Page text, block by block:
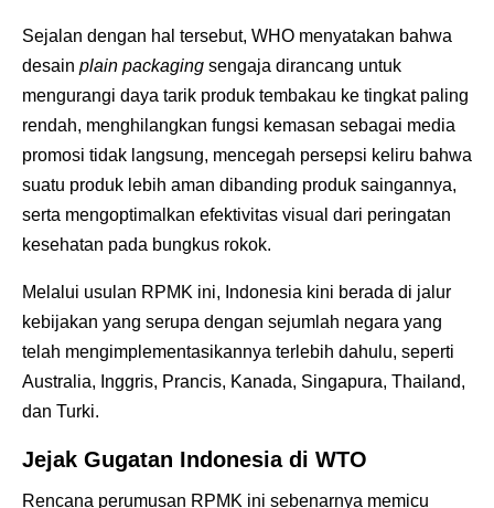
Sejalan dengan hal tersebut, WHO menyatakan bahwa
desain plain packaging sengaja dirancang untuk
mengurangi daya tarik produk tembakau ke tingkat paling
rendah, menghilangkan fungsi kemasan sebagai media
promosi tidak langsung, mencegah persepsi keliru bahwa
suatu produk lebih aman dibanding produk saingannya,
serta mengoptimalkan efektivitas visual dari peringatan
kesehatan pada bungkus rokok.
Melalui usulan RPMK ini, Indonesia kini berada di jalur
kebijakan yang serupa dengan sejumlah negara yang
telah mengimplementasikannya terlebih dahulu, seperti
Australia, Inggris, Prancis, Kanada, Singapura, Thailand,
dan Turki.
Jejak Gugatan Indonesia di WTO
Rencana perumusan RPMK ini sebenarnya memicu